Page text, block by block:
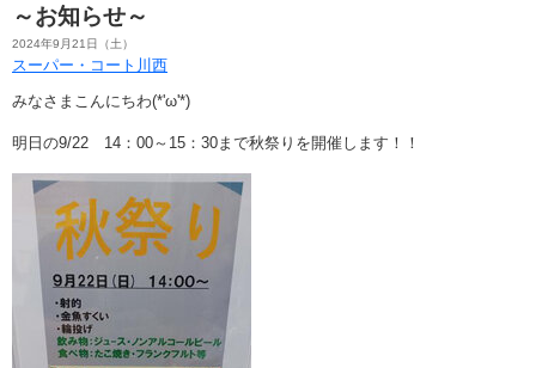
～お知らせ～
2024年9月21日（土）
スーパー・コート川西
みなさまこんにちわ(*'ω'*)
明日の9/22 14：00～15：30まで秋祭りを開催します！！